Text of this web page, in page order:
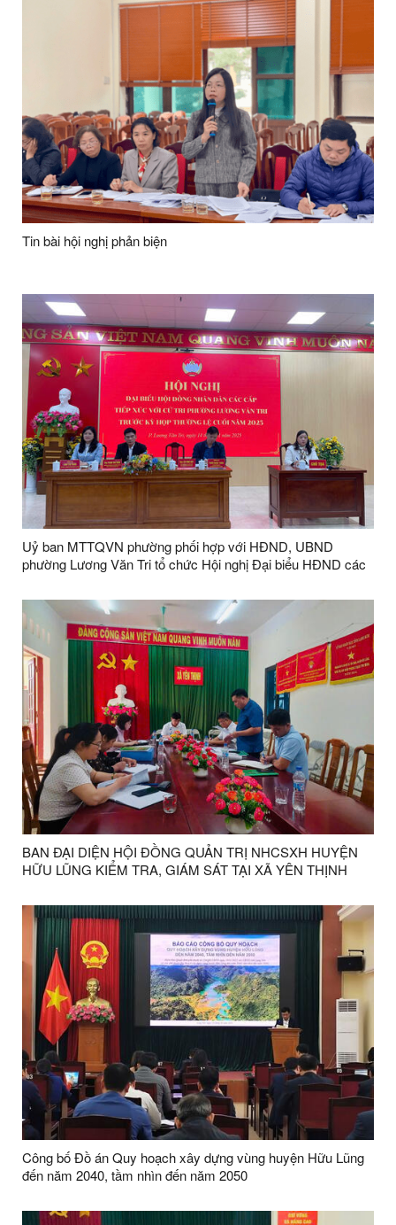
Tin bài hội nghị phản biện
Uỷ ban MTTQVN phường phối hợp với HĐND, UBND
phường Lương Văn Tri tổ chức Hội nghị Đại biểu HĐND các
Văn Tri trước kỳ họp thường lệ cuối năm 2025.
BAN ĐẠI DIỆN HỘI ĐỒNG QUẢN TRỊ NHCSXH HUYỆN
HỮU LŨNG KIỂM TRA, GIÁM SÁT TẠI XÃ YÊN THỊNH
Công bố Đồ án Quy hoạch xây dựng vùng huyện Hữu Lũng
đến năm 2040, tầm nhìn đến năm 2050